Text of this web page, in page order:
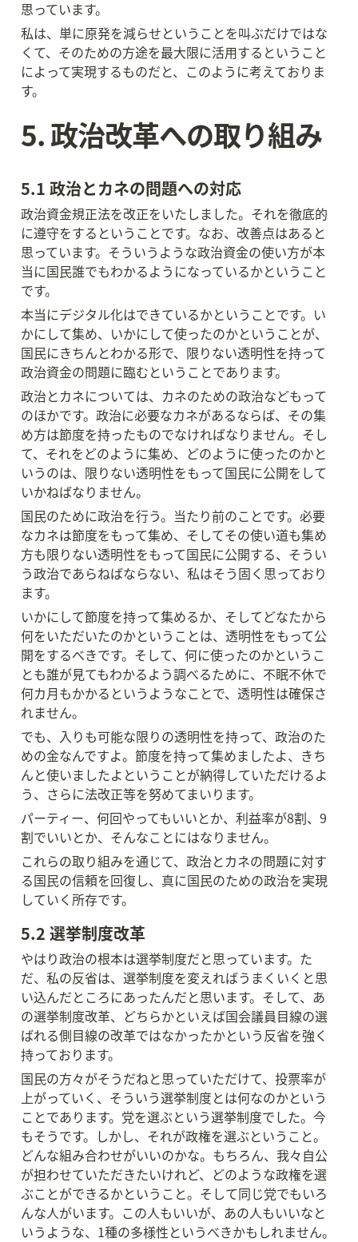
思っています。
私は、単に原発を減らせということを叫ぶだけではな
くて、そのための方途を最大限に活用するということ
によって実現するものだと、このように考えておりま
す。
5. 政治改革への取り組み
5.1 政治とカネの問題への対応
政治資金規正法を改正をいたしました。それを徹底的
に遵守をするということです。なお、改善点はあると
思っています。そういうような政治資金の使い方が本
当に国民誰でもわかるようになっているかということ
です。
本当にデジタル化はできているかということです。い
かにして集め、いかにして使ったのかということが、
国民にきちんとわかる形で、限りない透明性を持って
政治資金の問題に臨むということであります。
政治とカネについては、カネのための政治などもって
のほかです。政治に必要なカネがあるならば、その集
め方は節度を持ったものでなければなりません。そし
て、それをどのように集め、どのように使ったのかと
いうのは、限りない透明性をもって国民に公開をして
いかねばなりません。
国民のために政治を行う。当たり前のことです。必要
なカネは節度をもって集め、そしてその使い道も集め
方も限りない透明性をもって国民に公開する、そうい
う政治であらねばならない、私はそう固く思っており
ます。
いかにして節度を持って集めるか、そしてどなたから
何をいただいたのかということは、透明性をもって公
開をするべきです。そして、何に使ったのかというこ
とも誰が見てもわかるよう調べるために、不眠不休で
何カ月もかかるというようなことで、透明性は確保さ
れません。
でも、入りも可能な限りの透明性を持って、政治のた
めの金なんですよ。節度を持って集めましたよ、きち
んと使いましたよということが納得していただけるよ
う、さらに法改正等を努めてまいります。
パーティー、何回やってもいいとか、利益率が8割、9
割でいいとか、そんなことにはなりません。
これらの取り組みを通じて、政治とカネの問題に対す
る国民の信頼を回復し、真に国民のための政治を実現
していく所存です。
5.2 選挙制度改革
やはり政治の根本は選挙制度だと思っています。た
だ、私の反省は、選挙制度を変えればうまくいくと思
い込んだところにあったんだと思います。そして、あ
の選挙制度改革、どちらかといえば国会議員目線の選
ばれる側目線の改革ではなかったかという反省を強く
持っております。
国民の方々がそうだねと思っていただけて、投票率が
上がっていく、そういう選挙制度とは何なのかという
ことであります。党を選ぶという選挙制度でした。今
もそうです。しかし、それが政権を選ぶということ。
どんな組み合わせがいいのかな。もちろん、我々自公
が担わせていただきたいけれど、どのような政権を選
ぶことができるかということ。そして同じ党でもいろ
んな人がいます。この人もいいが、あの人もいいなと
いうような、1種の多様性というべきかもしれません。